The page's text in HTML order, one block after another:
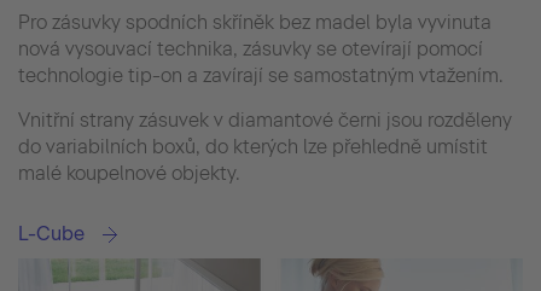
Pro zásuvky spodních skříněk bez madel byla vyvinuta
nová vysouvací technika, zásuvky se otevírají pomocí
technologie tip-on a zavírají se samostatným vtažením.
Vnitřní strany zásuvek v diamantové černi jsou rozděleny
do variabilních boxů, do kterých lze přehledně umístit
malé koupelnové objekty.
L-Cube